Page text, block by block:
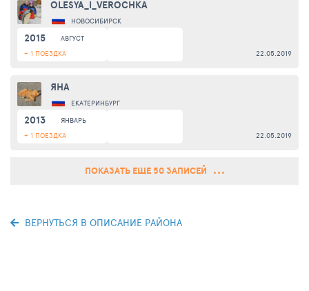
OLESYA_I_VEROCHKA
НОВОСИБИРСК
2015
АВГУСТ
+ 1 ПОЕЗДКА
22.05.2019
ЯНА
ЕКАТЕРИНБУРГ
2013
ЯНВАРЬ
+ 1 ПОЕЗДКА
22.05.2019
ПОКАЗАТЬ ЕЩЕ 50 ЗАПИСЕЙ
ВЕРНУТЬСЯ В ОПИСАНИЕ РАЙОНА